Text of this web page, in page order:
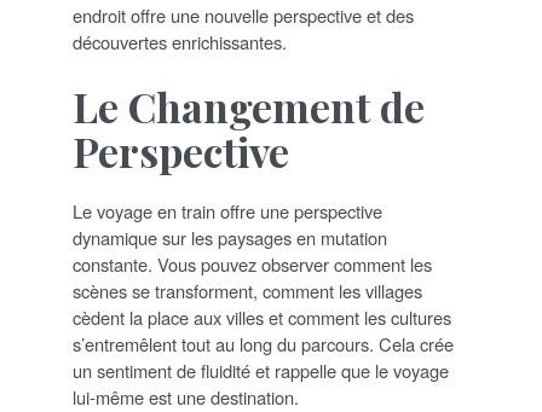
endroit offre une nouvelle perspective et des
découvertes enrichissantes.
Le Changement de
Perspective
Le voyage en train offre une perspective
dynamique sur les paysages en mutation
constante. Vous pouvez observer comment les
scènes se transforment, comment les villages
cèdent la place aux villes et comment les cultures
s’entremêlent tout au long du parcours. Cela crée
un sentiment de fluidité et rappelle que le voyage
lui-même est une destination.